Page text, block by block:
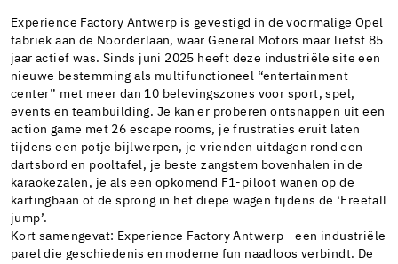
Experience Factory Antwerp is gevestigd in de voormalige Opel
fabriek aan de Noorderlaan, waar General Motors maar liefst 85
jaar actief was. Sinds juni 2025 heeft deze industriële site een
nieuwe bestemming als multifunctioneel “entertainment
center” met meer dan 10 belevingszones voor sport, spel,
events en teambuilding. Je kan er proberen ontsnappen uit een
action game met 26 escape rooms, je frustraties eruit laten
tijdens een potje bijlwerpen, je vrienden uitdagen rond een
dartsbord en pooltafel, je beste zangstem bovenhalen in de
karaokezalen, je als een opkomend F1-piloot wanen op de
kartingbaan of de sprong in het diepe wagen tijdens de ‘Freefall
jump’.
Kort samengevat: Experience Factory Antwerp - een industriële
parel die geschiedenis en moderne fun naadloos verbindt. De